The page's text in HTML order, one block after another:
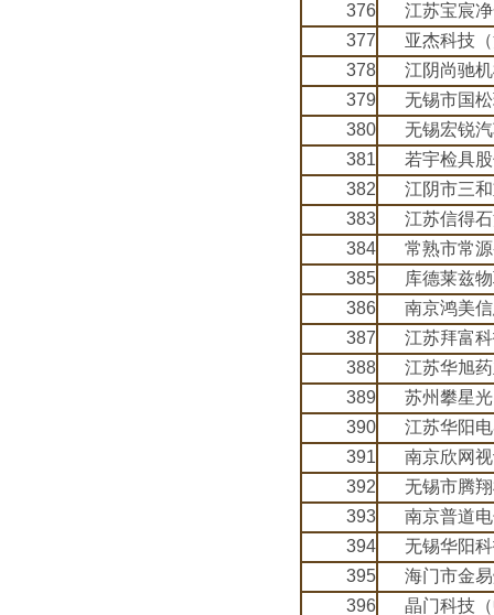
376
江苏宝宸
377
亚杰科技
378
江阴尚驰
379
无锡市国
380
无锡宏锐
381
若宇检具
382
江阴市三
383
江苏信得
384
常熟市常
385
库德莱兹
386
南京鸿美
387
江苏拜富
388
江苏华旭
389
苏州攀星
390
江苏华阳
391
南京欣网
392
无锡市腾
393
南京普道
394
无锡华阳
395
海门市金
396
晶门科技